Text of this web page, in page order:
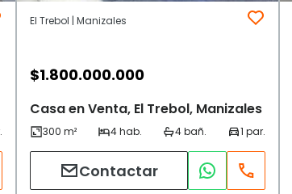
El Trebol | Manizales
$1.800.000.000
Casa en Venta, El Trebol, Manizales
Contactar